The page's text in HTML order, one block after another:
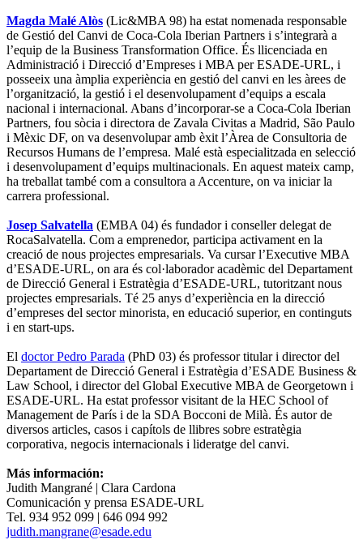
Magda Malé Alòs (Lic&MBA 98) ha estat nomenada responsable
de Gestió del Canvi de Coca-Cola Iberian Partners i s’integrarà a
l’equip de la Business Transformation Office. És llicenciada en
Administració i Direcció d’Empreses i MBA per ESADE-URL, i
posseeix una àmplia experiència en gestió del canvi en les àrees de
l’organització, la gestió i el desenvolupament d’equips a escala
nacional i internacional. Abans d’incorporar-se a Coca-Cola Iberian
Partners, fou sòcia i directora de Zavala Civitas a Madrid, São Paulo
i Mèxic DF, on va desenvolupar amb èxit l’Àrea de Consultoria de
Recursos Humans de l’empresa. Malé està especialitzada en selecció
i desenvolupament d’equips multinacionals. En aquest mateix camp,
ha treballat també com a consultora a Accenture, on va iniciar la
carrera professional.
Josep Salvatella (EMBA 04) és fundador i conseller delegat de
RocaSalvatella. Com a emprenedor, participa activament en la
creació de nous projectes empresarials. Va cursar l’Executive MBA
d’ESADE-URL, on ara és col·laborador acadèmic del Departament
de Direcció General i Estratègia d’ESADE-URL, tutoritzant nous
projectes empresarials. Té 25 anys d’experiència en la direcció
d’empreses del sector minorista, en educació superior, en continguts
i en start-ups.
El doctor Pedro Parada (PhD 03) és professor titular i director del
Departament de Direcció General i Estratègia d’ESADE Business &
Law School, i director del Global Executive MBA de Georgetown i
ESADE-URL. Ha estat professor visitant de la HEC School of
Management de París i de la SDA Bocconi de Milà. És autor de
diversos articles, casos i capítols de llibres sobre estratègia
corporativa, negocis internacionals i lideratge del canvi.
Más información:
Judith Mangrané | Clara Cardona
Comunicación y prensa ESADE-URL
Tel. 934 952 099 | 646 094 992
judith.mangrane@esade.edu